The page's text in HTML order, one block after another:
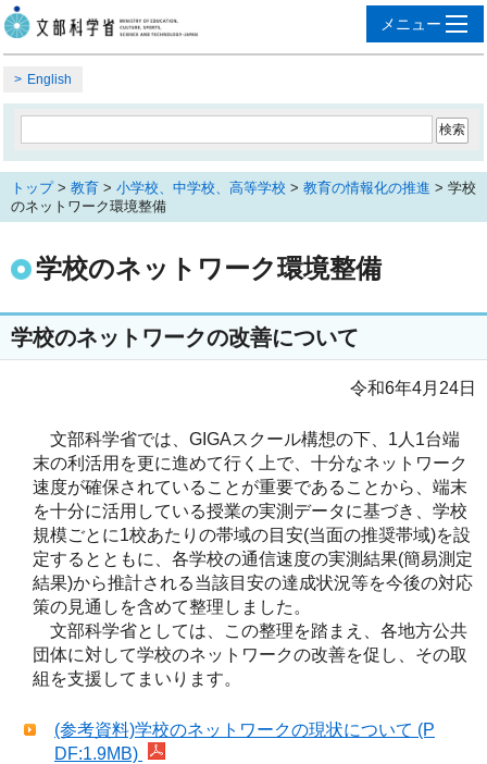
English
トップ> 教育 > 小学校、中学校、高等学校 > 教育の情報化の推進 > 学校
のネットワーク環境整備
学校のネットワーク環境整備
学校のネットワークの改善について
令和6年4月24日
文部科学省では、GIGAスクール構想の下、1人1台端
末の利活用を更に進めて行く上で、十分なネットワーク
速度が確保されていることが重要であることから、端末
を十分に活用している授業の実測データに基づき、学校
規模ごとに1校あたりの帯域の目安(当面の推奨帯域)を設
定するとともに、各学校の通信速度の実測結果(簡易測定
結果)から推計される当該目安の達成状況等を今後の対応
策の見通しを含めて整理しました。
文部科学省としては、この整理を踏まえ、各地方公共
団体に対して学校のネットワークの改善を促し、その取
組を支援してまいります。
(参考資料)学校のネットワークの現状について (P
DF:1.9MB)